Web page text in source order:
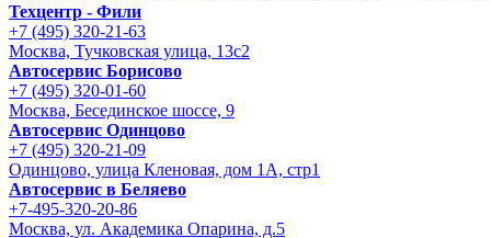
Техцентр - Фили
+7 (495) 320-21-63
Москва, Тучковская улица, 13с2
Автосервис Борисово
+7 (495) 320-01-60
Москва, Бесединское шоссе, 9
Автосервис Одинцово
+7 (495) 320-21-09
Одинцово, улица Кленовая, дом 1А, стр1
Автосервис в Беляево
+7-495-320-20-86
Москва, ул. Академика Опарина, д.5